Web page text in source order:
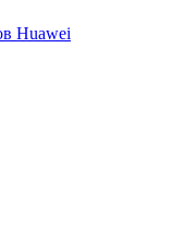
Huawei